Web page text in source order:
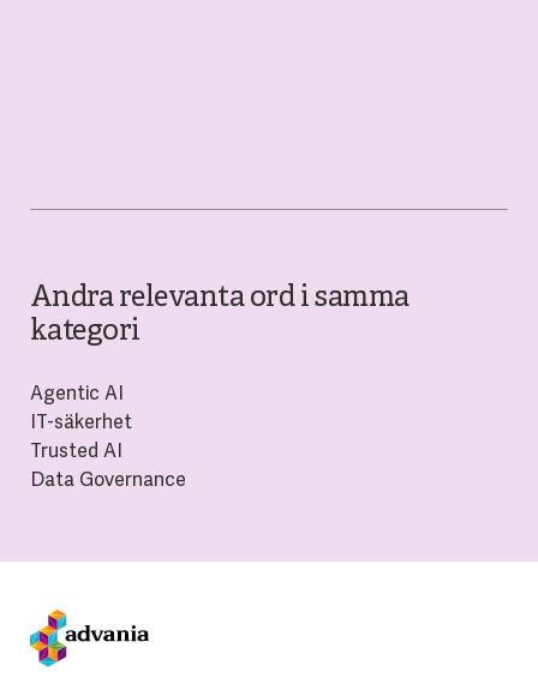
Andra relevanta ord i samma
kategori
Agentic AI
IT-säkerhet
Trusted AI
Data Governance